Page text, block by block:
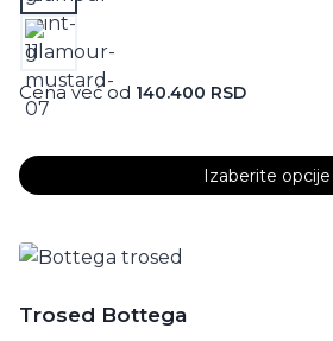
Cena već od 140.400 RSD
Izaberite opcije
proizvod
ima
varijanti.
Trosed Bottega